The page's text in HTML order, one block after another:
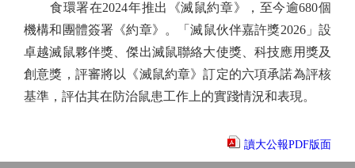
食環署在2024年推出《滅鼠約章》，至今逾680個
機構和團體簽署《約章》。「滅鼠伙伴嘉許獎2026」設
卓越滅鼠夥伴獎、傑出滅鼠聯絡大使獎、科技應用獎及
創意獎，評審將以《滅鼠約章》訂定的六項承諾為評核
基準，評估其在防治鼠患工作上的實踐情況和表現。
讀大公報PDF版面